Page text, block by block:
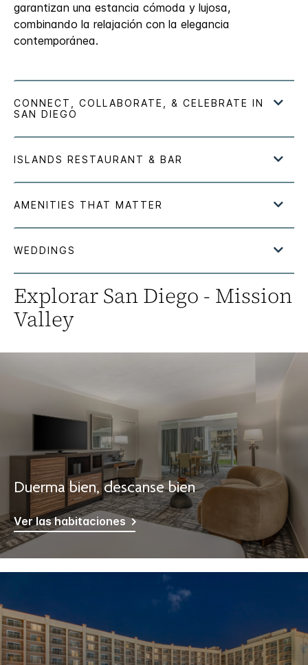
garantizan una estancia cómoda y lujosa,
combinando la relajación con la elegancia
contemporánea.
ExplorarSan Diego - Mission
Valley
Duerma bien, descanse bien
Ver las habitaciones